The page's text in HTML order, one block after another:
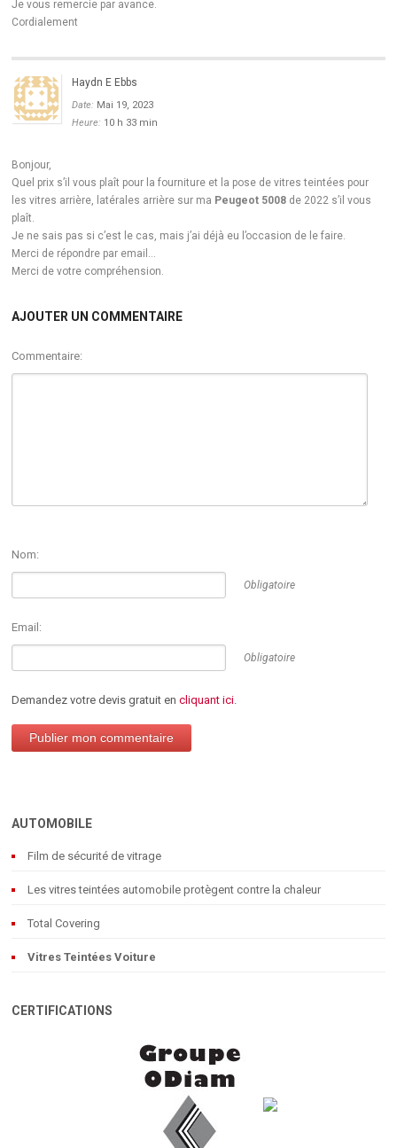
Je vous remercie par avance.
Cordialement
Haydn E Ebbs
Date: Mai 19, 2023
Heure: 10 h 33 min
Bonjour,
Quel prix s’il vous plaît pour la fourniture et la pose de vitres teintées pour
les vitres arrière, latérales arrière sur ma Peugeot 5008 de 2022 s’il vous
plaît.
Je ne sais pas si c’est le cas, mais j’ai déjà eu l’occasion de le faire.
Merci de répondre par email…
Merci de votre compréhension.
AJOUTER UN COMMENTAIRE
Commentaire:
Nom:
Obligatoire
Email:
Obligatoire
Demandez votre devis gratuit encliquant ici
AUTOMOBILE
Film de sécurité de vitrage
Les vitres teintées automobile protègent contre la chaleur
Total Covering
Vitres Teintées Voiture
CERTIFICATIONS